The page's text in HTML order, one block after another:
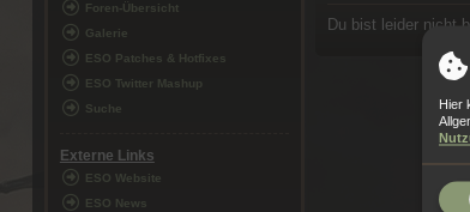
Du bist leider nicht
Foren-Übersicht
Galerie
ESO Patches & Hotfixes
ESO Twitter Mashup
Suche
Externe Links
ESO Website
ESO News
Hier